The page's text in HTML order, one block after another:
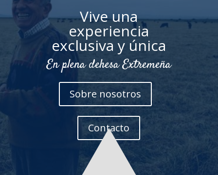
Vive una
experiencia
exclusiva y única
En plena dehesa Extremeña
Sobre nosotros
Contacto